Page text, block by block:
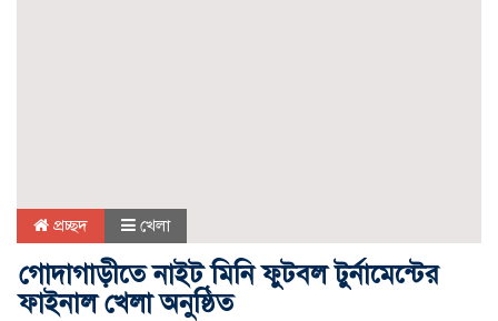
প্রচ্ছদ খেলা
গোদাগাড়ীতে নাইট মিনি ফুটবল টুর্নামেন্টের
ফাইনাল খেলা অনুষ্ঠিত